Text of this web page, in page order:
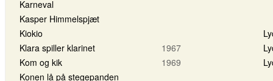
Karneval
Kasper Himmelspjæt
Kiokio
Klara spiller klarinet
1967
Kom og kik
1969
Konen lå på stegepanden